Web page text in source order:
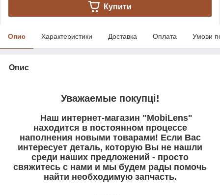
Купити
Опис Характеристики Доставка Оплата Умови
Опис
Уважаемые покупці!
Наш интернет-магазин "MobiLens"
находится в постоянном процессе
наполнения новыми товарами! Если Вас
интересует деталь, которую Вы не нашли
среди наших предложений - просто
свяжитесь с нами и мы будем рады помочь
найти необходимую запчасть.